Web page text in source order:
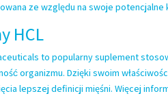
ze względu na swoje
HCL
to popularny suplement
organizmu. Dzięki swoim
lepszej definicji mięśni. Więcej